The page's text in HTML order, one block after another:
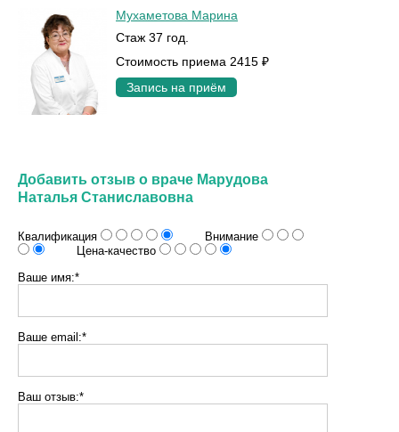
Мухаметова Марина
Стаж 37 год.
Стоимость приема 2415 ₽
Запись на приём
Добавить отзыв о враче Марудова
Наталья Станиславовна
Квалификация
Внимание
Цена-качество
Ваше имя:*
Ваше email:*
Ваш отзыв:*